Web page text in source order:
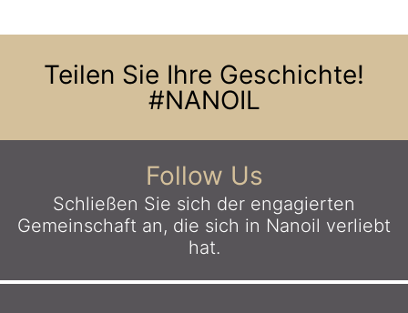
Teilen Sie Ihre Geschichte!
#NANOIL
Follow Us
Schließen Sie sich der engagierten
Gemeinschaft an, die sich in Nanoil verliebt
hat.